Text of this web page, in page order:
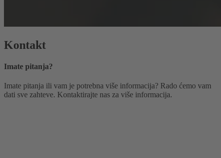
Kontakt
Imate pitanja?
Imate pitanja ili vam je potrebna više informacija? Rado ćemo vam
dati sve zahteve. Kontaktirajte nas za više informacija.